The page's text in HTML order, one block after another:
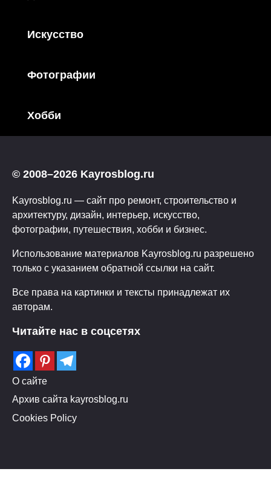
Искусство
Фотографии
Хобби
© 2008–2026 Kayrosblog.ru
Kayrosblog.ru — сайт про ремонт, строительство и
архитектуру, дизайн, интерьер, искусство,
фотографии, путешествия, хобби и бизнес.
Использование материалов Kayrosblog.ru разрешено
только с указанием обратной ссылки на сайт.
Все права на картинки и тексты принадлежат их
авторам.
Читайте нас в соцсетях
О сайте
Архив сайта kayrosblog.ru
Cookies Policy